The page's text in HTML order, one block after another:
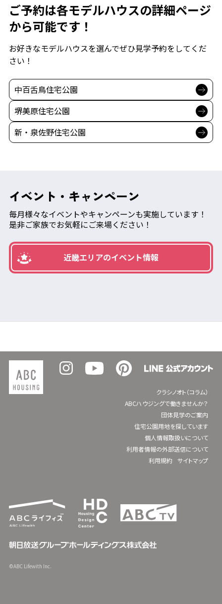
ご予約は各モデルハウスの詳細ページ
から可能です！
お好きなモデルハウスを選んでぜひ見学予約をしてくだ
さい！
中百舌鳥住宅公園
堺美原住宅公園
新・泉佐野住宅公園
イベント・キャンペーン
毎月様々なイベントやキャンペーンも実施しています！
是非ご家族でお気軽にご来場ください！
近畿エリアのイベント情報
クラシノオト（コラム）
ABCハウジングで働きませんか？
団体見学のご案内
住宅公園用地を探しています
個人情報取扱いについて
利用者情報の外部送信について
利用規約
サイトマップ
©ABC Lifewith Inc.